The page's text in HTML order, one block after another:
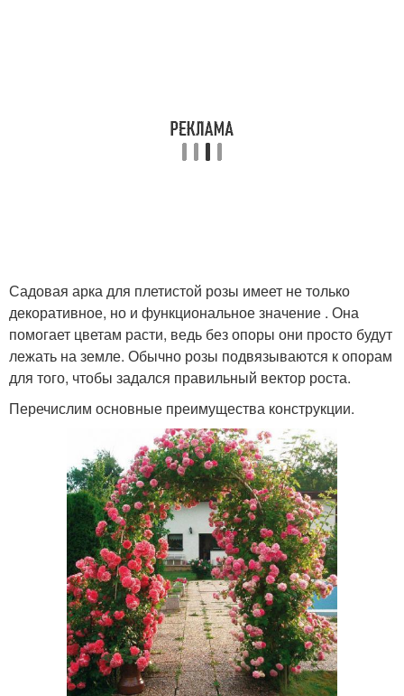
Садовая арка для плетистой розы имеет не только
декоративное, но и функциональное значение . Она
помогает цветам расти, ведь без опоры они просто будут
лежать на земле. Обычно розы подвязываются к опорам
для того, чтобы задался правильный вектор роста.
Перечислим основные преимущества конструкции.